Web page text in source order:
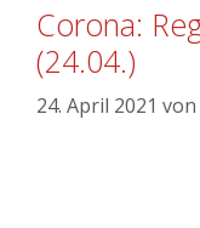
Corona:
(24.04.)
24. April 2021 von